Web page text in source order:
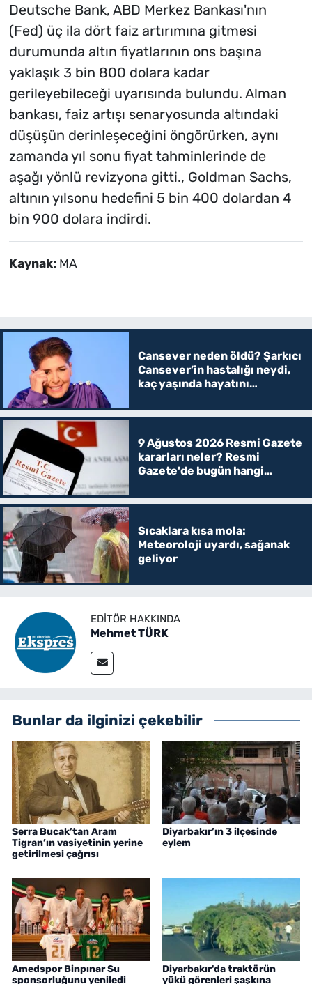
Deutsche Bank, ABD Merkez Bankası'nın
(Fed) üç ila dört faiz artırımına gitmesi
durumunda altın fiyatlarının ons başına
yaklaşık 3 bin 800 dolara kadar
gerileyebileceği uyarısında bulundu. Alman
bankası, faiz artışı senaryosunda altındaki
düşüşün derinleşeceğini öngörürken, aynı
zamanda yıl sonu fiyat tahminlerinde de
aşağı yönlü revizyona gitti., Goldman Sachs,
altının yılsonu hedefini 5 bin 400 dolardan 4
bin 900 dolara indirdi.
Kaynak: MA
Cansever neden öldü? Şarkıcı
Cansever’in hastalığı neydi,
kaç yaşında hayatını
9 Ağustos 2026 Resmi Gazete
kararları neler? Resmi
Gazete'de bugün hangi
affı var mı?
Sıcaklara kısa mola:
Meteoroloji uyardı, sağanak
geliyor
EDITÖR HAKKINDA
Mehmet TÜRK
Bunlar da ilginizi çekebilir
Serra Bucak’tan Aram
Tigran’ın vasiyetinin yerine
getirilmesi çağrısı
Diyarbakır’ın 3 ilçesinde
eylem
Amedspor Binpınar Su
sponsorluğunu yeniledi
Diyarbakır'da traktörün
yükü görenleri şaşkına